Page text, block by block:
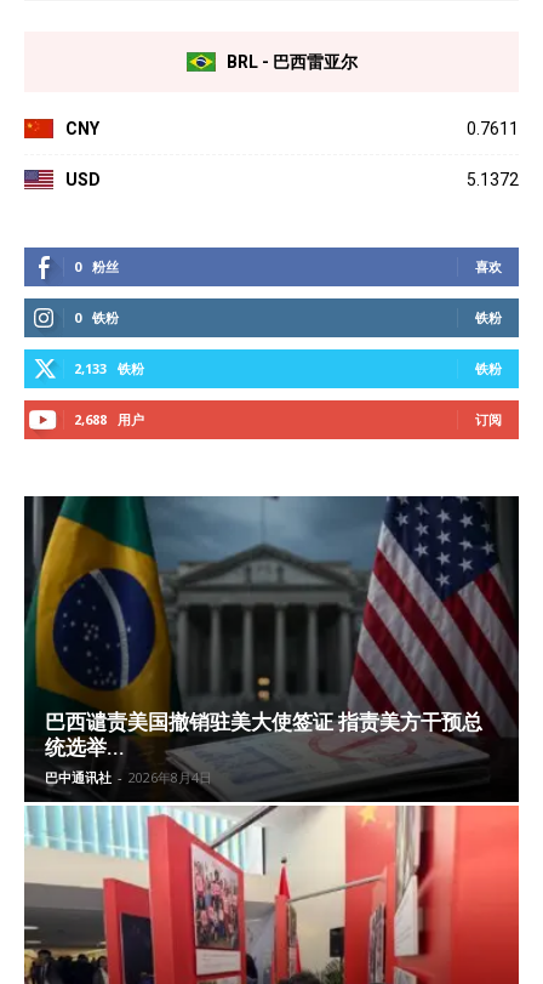
BRL - 巴西雷亚尔
CNY 0.7611
USD 5.1372
0 粉丝 喜欢
0 铁粉 铁粉
2,133 铁粉 铁粉
2,688 用户 订阅
巴西谴责美国撤销驻美大使签证 指责美方干预总
统选举...
巴中通讯社 - 2026年8月4日